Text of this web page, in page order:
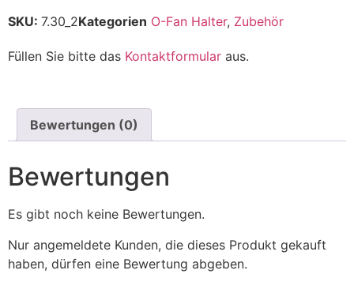
SKU: 7.30_2Kategorien O-Fan Halter, Zubehör
Füllen Sie bitte das Kontaktformular aus.
Bewertungen (0)
Bewertungen
Es gibt noch keine Bewertungen.
Nur angemeldete Kunden, die dieses Produkt gekauft
haben, dürfen eine Bewertung abgeben.